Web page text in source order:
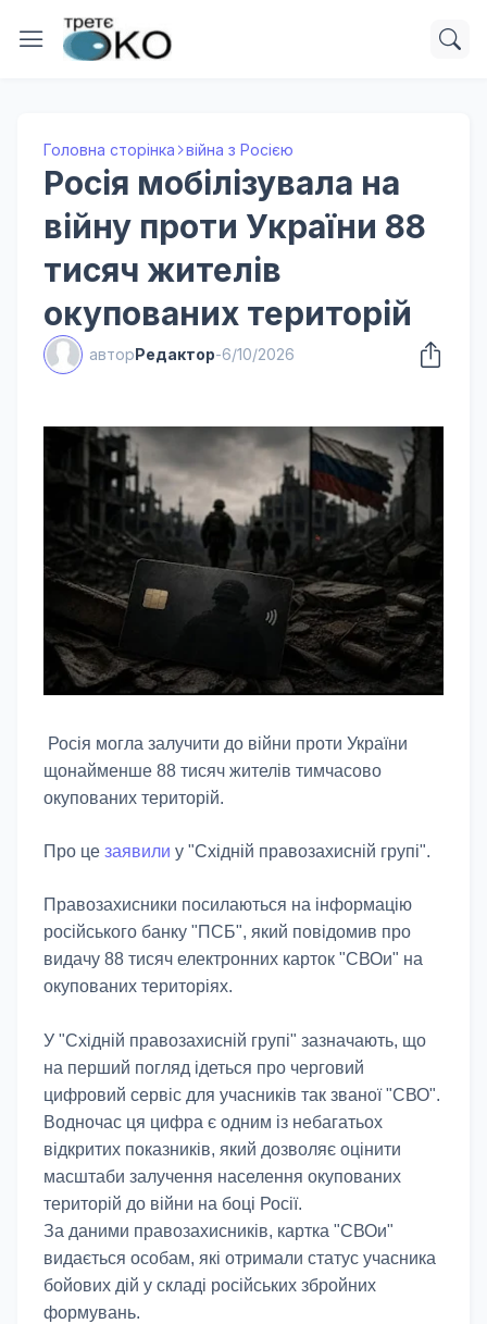
Головна сторінка війна з Росією
Росія мобілізувала на
війну проти України 88
тисяч жителів
окупованих територій
авторРедактор-6/10/2026
Росія могла залучити до війни проти України
щонайменше 88 тисяч жителів тимчасово
окупованих територій.
Про це заявили у "Східній правозахисній групі".
Правозахисники посилаються на інформацію
російського банку "ПСБ", який повідомив про
видачу 88 тисяч електронних карток "СВОи" на
окупованих територіях.
У "Східній правозахисній групі" зазначають, що
на перший погляд ідеться про черговий
цифровий сервіс для учасників так званої "СВО".
Водночас ця цифра є одним із небагатьох
відкритих показників, який дозволяє оцінити
масштаби залучення населення окупованих
територій до війни на боці Росії.
За даними правозахисників, картка "СВОи"
видається особам, які отримали статус учасника
бойових дій у складі російських збройних
формувань.